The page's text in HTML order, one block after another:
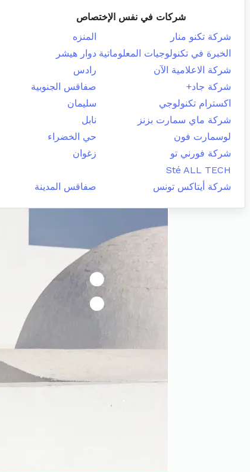
شركات في نفس الإختصاص
شركة تكنو منار
المنزه
الخبرة في تكنولوجيات المعلوماتية دوار هيشر
شركة الاعلامية الآن
رادس
شركة جاد+
صفاقس الجنوبية
اكسترام تكنولوجي
سليمان
شركة ماي سمارت بزنز
نابل
لوسمارت فون
حي الخضراء
شركة فورني تو
زغوان
Sté ALL TECH
شركة أيتاكس تونس
صفاقس المدينة